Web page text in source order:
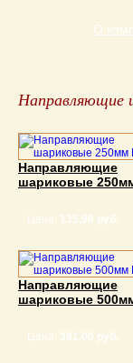
О
Направляющие
Направляющие
шариковые
Цена: 135,98 руб.
Направляющие
шариковые
Цена: 381.00 руб.